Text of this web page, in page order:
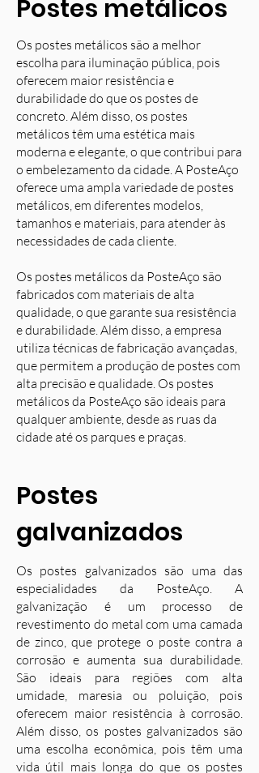
Postes metálicos
Os postes metálicos são a melhor
escolha para iluminação pública, pois
oferecem maior resistência e
durabilidade do que os postes de
concreto. Além disso, os postes
metálicos têm uma estética mais
moderna e elegante, o que contribui para
o embelezamento da cidade. A PosteAço
oferece uma ampla variedade de postes
metálicos, em diferentes modelos,
tamanhos e materiais, para atender às
necessidades de cada cliente.
Os postes metálicos da PosteAço são
fabricados com materiais de alta
qualidade, o que garante sua resistência
e durabilidade. Além disso, a empresa
utiliza técnicas de fabricação avançadas,
que permitem a produção de postes com
alta precisão e qualidade. Os postes
metálicos da PosteAço são ideais para
qualquer ambiente, desde as ruas da
cidade até os parques e praças.
Postes
galvanizados
Os postes galvanizados são uma das
especialidades da PosteAço. A
galvanização é um processo de
revestimento do metal com uma camada
de zinco, que protege o poste contra a
corrosão e aumenta sua durabilidade.
São ideais para regiões com alta
umidade, maresia ou poluição, pois
oferecem maior resistência à corrosão.
Além disso, os postes galvanizados são
uma escolha econômica, pois têm uma
vida útil mais longa do que os postes